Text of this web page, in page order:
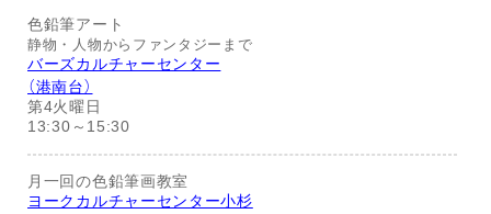
色鉛筆アート
静物・人物からファンタジーまで
バーズカルチャーセンター
（港南台）
第4火曜日
13:30～15:30
月一回の色鉛筆画教室
ヨークカルチャーセンター小杉